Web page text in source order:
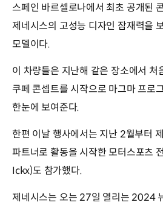
스페인 바르셀로나에서 최초 공개된
제네시스의 고성능 디자인 잠재력을
모델이다.
이 차량들은 지난해 같은 장소에서 처
쿠페 콘셉트를 시작으로 마그마 프로
한눈에 보여준다.
한편 이날 행사에서는 지난 2월부터
파트너로 활동을 시작한 모터스포츠
Ickx)도 참가했다.
제네시스는 오는 27일 열리는 2024